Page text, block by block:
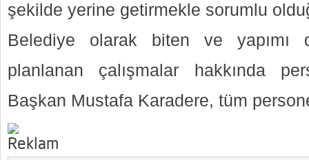
şekilde yerine getirmekle sorumlu
Belediye olarak biten ve yapımı
planlanan çalışmalar hakkında
Başkan Mustafa Karadere, tüm